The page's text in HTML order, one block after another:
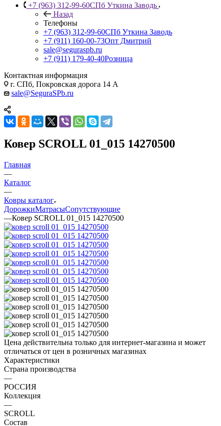
+7 (963) 312-99-60СПб Уткина Заводь
Назад
Телефоны
+7 (963) 312-99-60СПб Уткина Заводь
+7 (911) 160-00-73Опт Дмитрий
sale@seguraspb.ru
+7 (911) 179-40-40Розница
Контактная информация
г. СПб, Покровская дорога 14 А
sale@SeguraSPb.ru
Ковер SCROLL 01_015 14270500
Главная
—
Каталог
—
Ковры каталог
ДорожкиМатрасыСопутствующие
—Ковер SCROLL 01_015 14270500
Цена действительна только для интернет-магазина и может
отличаться от цен в розничных магазинах
Характеристики
Страна производства
—
РОССИЯ
Коллекция
—
SCROLL
Состав